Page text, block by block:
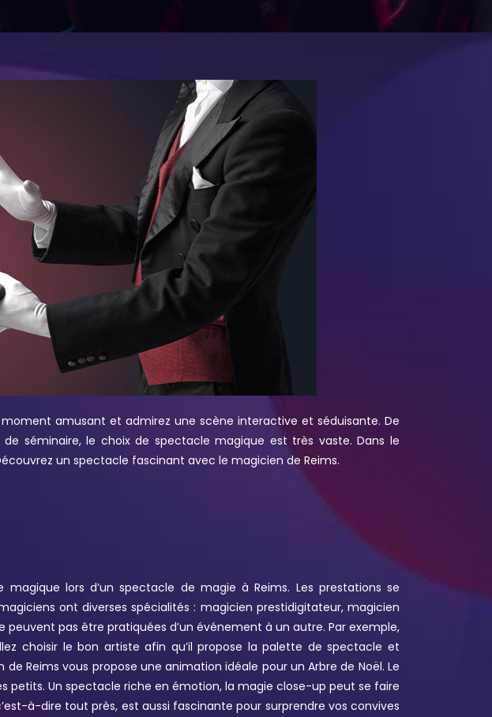
amusant et admirez une scène interactive et séduisante. De
séminaire, le choix de spectacle magique est très vaste. Dans le
un spectacle fascinant avec le magicien de Reims.
lors d’un spectacle de magie à Reims. Les prestations se
ont diverses spécialités : magicien prestidigitateur, magicien
peuvent pas être pratiquées d’un événement à un autre. Par exemple,
choisir le bon artiste afin qu’il propose la palette de spectacle et
Reims vous propose une animation idéale pour un Arbre de Noël. Le
petits. Un spectacle riche en émotion, la magie close-up peut se faire
à-dire tout près, est aussi fascinante pour surprendre vos convives